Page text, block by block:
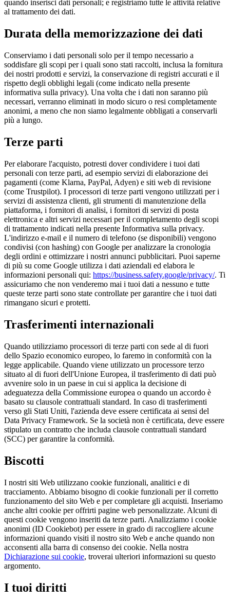
quando inserisci dati personali; e registriamo tutte le attività relative
al trattamento dei dati.
Durata della memorizzazione dei dati
Conserviamo i dati personali solo per il tempo necessario a
soddisfare gli scopi per i quali sono stati raccolti, inclusa la fornitura
dei nostri prodotti e servizi, la conservazione di registri accurati e il
rispetto degli obblighi legali (come indicato nella presente
informativa sulla privacy). Una volta che i dati non saranno più
necessari, verranno eliminati in modo sicuro o resi completamente
anonimi, a meno che non siamo legalmente obbligati a conservarli
più a lungo.
Terze parti
Per elaborare l'acquisto, potresti dover condividere i tuoi dati
personali con terze parti, ad esempio servizi di elaborazione dei
pagamenti (come Klarna, PayPal, Adyen) e siti web di revisione
(come Trustpilot). I processori di terze parti vengono utilizzati per i
servizi di assistenza clienti, gli strumenti di manutenzione della
piattaforma, i fornitori di analisi, i fornitori di servizi di posta
elettronica e altri servizi necessari per il completamento degli scopi
di trattamento indicati nella presente Informativa sulla privacy.
L'indirizzo e-mail e il numero di telefono (se disponibili) vengono
condivisi (con hashing) con Google per analizzare la cronologia
degli ordini e ottimizzare i nostri annunci pubblicitari. Puoi saperne
di più su come Google utilizza i dati aziendali ed elabora le
informazioni personali qui: https://business.safety.google/privacy/. Ti
assicuriamo che non venderemo mai i tuoi dati a nessuno e tutte
queste terze parti sono state controllate per garantire che i tuoi dati
rimangano sicuri e protetti.
Trasferimenti internazionali
Quando utilizziamo processori di terze parti con sede al di fuori
dello Spazio economico europeo, lo faremo in conformità con la
legge applicabile. Quando viene utilizzato un processore terzo
situato al di fuori dell'Unione Europea, il trasferimento di dati può
avvenire solo in un paese in cui si applica la decisione di
adeguatezza della Commissione europea o quando un accordo è
basato su clausole contrattuali standard. In caso di trasferimenti
verso gli Stati Uniti, l'azienda deve essere certificata ai sensi del
Data Privacy Framework. Se la società non è certificata, deve essere
stipulato un contratto che includa clausole contrattuali standard
(SCC) per garantire la conformità.
Biscotti
I nostri siti Web utilizzano cookie funzionali, analitici e di
tracciamento. Abbiamo bisogno di cookie funzionali per il corretto
funzionamento del sito Web e per completare gli acquisti. Inseriamo
anche altri cookie per offrirti pagine web personalizzate. Alcuni di
questi cookie vengono inseriti da terze parti. Analizziamo i cookie
anonimi (ID Cookiebot) per essere in grado di raccogliere alcune
informazioni quando visiti il nostro sito Web e anche quando non
acconsenti alla barra di consenso dei cookie. Nella nostra
Dichiarazione sui cookie, troverai ulteriori informazioni su questo
argomento.
I tuoi diritti